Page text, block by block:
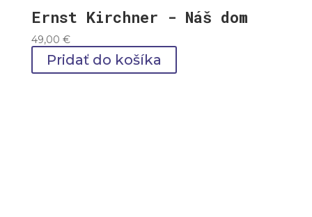
Ernst Kirchner - Náš dom
49,00 €
Pridať do košíka